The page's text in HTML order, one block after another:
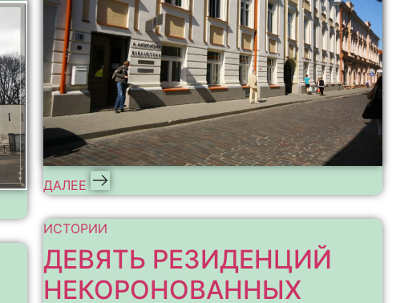
ДАЛЕЕ
ИСТОРИИ
ДЕВЯТЬ РЕЗИДЕНЦИЙ
НЕКОРОНОВАННЫХ